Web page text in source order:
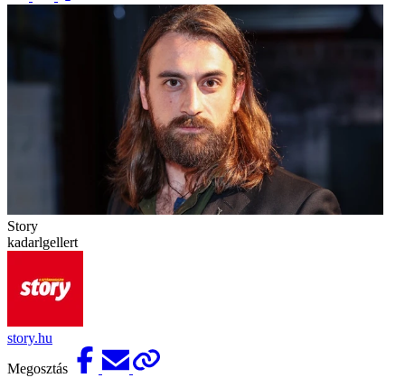
Story
kadarlgellert
story.hu
Megosztás